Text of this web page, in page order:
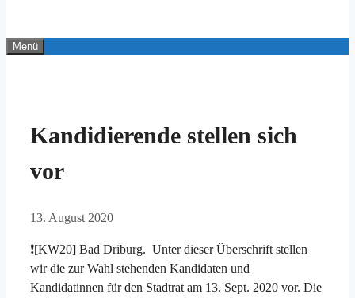
Menü
Kandidierende stellen sich
vor
13. August 2020
❗[KW20] Bad Driburg. Unter dieser Überschrift stellen
wir die zur Wahl stehenden Kandidaten und
Kandidatinnen für den Stadtrat am 13. Sept. 2020 vor. Die